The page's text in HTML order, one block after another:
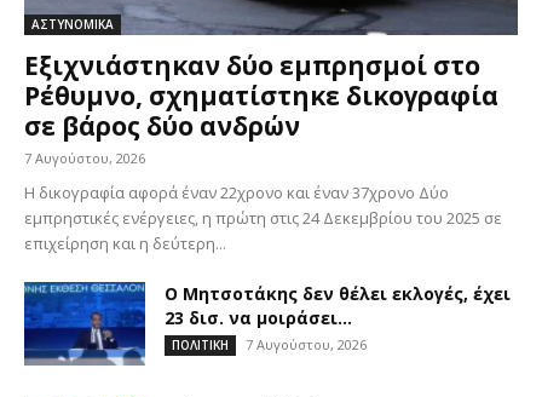
ΑΣΤΥΝΟΜΙΚΑ
Εξιχνιάστηκαν δύο εμπρησμοί στο
Ρέθυμνο, σχηματίστηκε δικογραφία
σε βάρος δύο ανδρών
7 Αυγούστου, 2026
Η δικογραφία αφορά έναν 22χρονο και έναν 37χρονο Δύο
εμπρηστικές ενέργειες, η πρώτη στις 24 Δεκεμβρίου του 2025 σε
επιχείρηση και η δεύτερη...
Ο Μητσοτάκης δεν θέλει εκλογές, έχει
23 δισ. να μοιράσει…
ΠΟΛΙΤΙΚΗ 7 Αυγούστου, 2026